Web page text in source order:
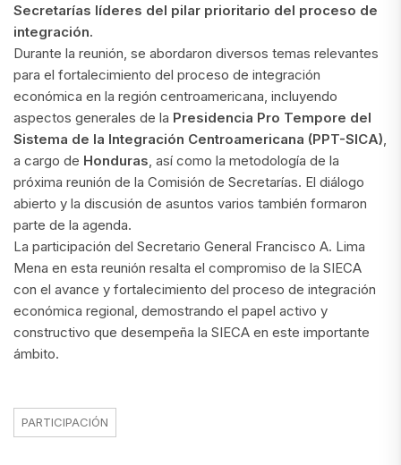
Secretarías líderes del pilar prioritario del proceso de
integración.
Durante la reunión, se abordaron diversos temas relevantes
para el fortalecimiento del proceso de integración
económica en la región centroamericana, incluyendo
aspectos generales de la Presidencia Pro Tempore del
Sistema de la Integración Centroamericana (PPT-SICA)
a cargo de Honduras , así como la metodología de la
próxima reunión de la Comisión de Secretarías. El diálogo
abierto y la discusión de asuntos varios también formaron
parte de la agenda.
La participación del Secretario General Francisco A. Lima
Mena en esta reunión resalta el compromiso de la SIECA
con el avance y fortalecimiento del proceso de integración
económica regional, demostrando el papel activo y
constructivo que desempeña la SIECA en este importante
ámbito.
PARTICIPACIÓN